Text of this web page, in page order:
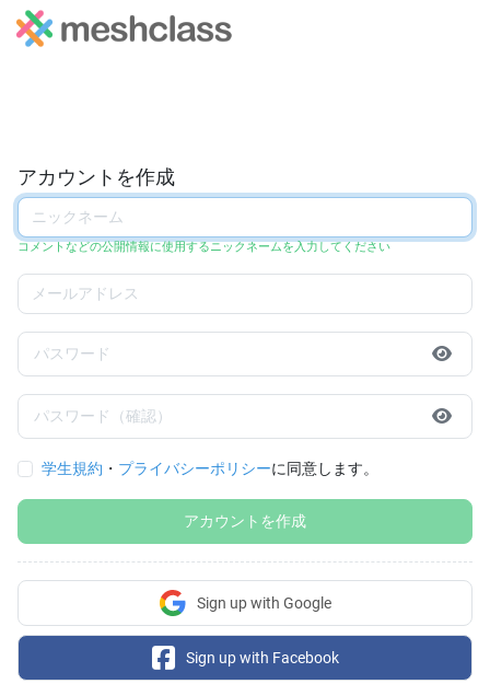
アカウントを作成
コメントなどの公開情報に使用するニックネームを入力してください
学生規約 ・ プライバシーポリシーに同意します。
アカウントを作成
Sign up with Google
Sign up with Facebook